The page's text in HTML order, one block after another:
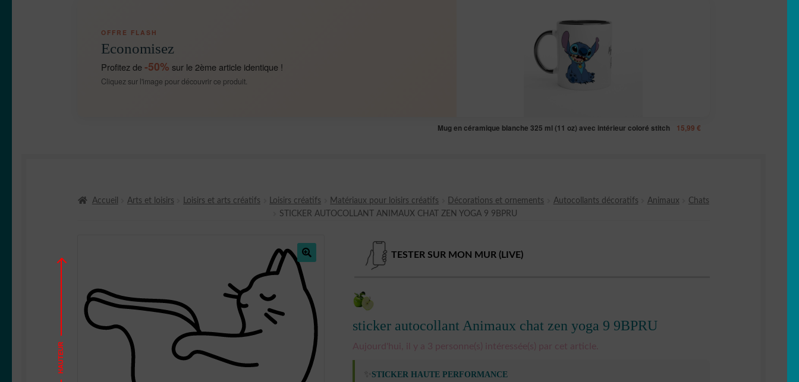
OFFRE FLASH
Economisez
Profitez de-50% sur le 2ème article identique !
Cliquez sur l'image pour découvrir ce produit.
Mug en céramique blanche 325 ml (11 oz) avec intérieur coloré stitch 15,99 €
Accueil Arts et loisirs Loisirs et arts créatifs Loisirs créatifs Matériaux pour loisirs créatifs Décorations et ornements Autocollants décoratifs Animaux
Chats
STICKER AUTOCOLLANT ANIMAUX CHAT ZEN YOGA 9 9BPRU
🔍
TESTER SUR MON MUR (LIVE)
sticker autocollant Animaux chat zen yoga 9 9BPRU
Aujourd'hui, il y a 3 personne(s) intéressée(s) par cet article.
STICKER HAUTE PERFORMANCE
HAUTEUR